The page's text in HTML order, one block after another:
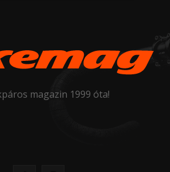
magazin 1999 óta!